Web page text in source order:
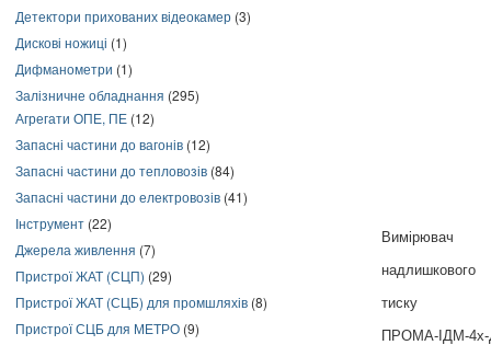
Детектори прихованих відеокамер (3)
Дискові ножиці (1)
Дифманометри (1)
Залізничне обладнання (295)
Агрегати ОПЕ, ПЕ (12)
Запасні частини до вагонів (12)
Запасні частини до тепловозів (84)
Запасні частини до електровозів (41)
Інструмент (22)
Джерела живлення (7)
Пристрої ЖАТ (СЦП) (29)
Пристрої ЖАТ (СЦБ) для промшляхів (8)
Пристрої СЦБ для МЕТРО (9)
Вимірювач
надлишкового
тиску
ПРОМА-ІДМ-4х-